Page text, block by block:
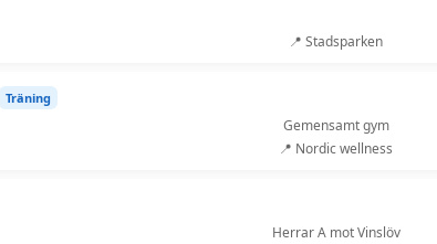
📍 Stadsparken
Träning
Gemensamt gym
📍 Nordic wellness
Herrar A mot Vinslöv